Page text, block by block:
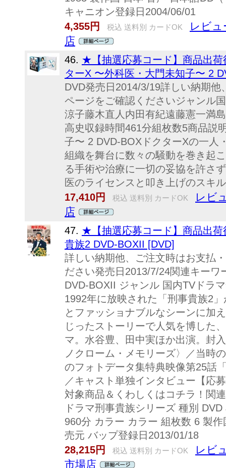
キャニオン登録日2004/06/01
4,355円
税込 送料別 カードOK
レビュ
店
46. ★【抽選応募コード】商品出
ターX 〜外科医・大門未知子〜 2
DVD発売日2014/3/19詳しい納期
ページをご確認くださいジャンル
涼子藤木直人内田有紀遠藤憲一満
高史収録時間461分組枚数5商品説
子〜 2 DVD-BOXドクターXの一人
組織を舞台に数々の騒動を巻き起
る手術や治療に一切の妥協を許さ
医のライセンスと叩き上げのスキ
17,410円
税込 送料別 カードOK
レビ
店
47. ★【抽選応募コード】商品出
貴族2 DVD-BOXII [DVD]
詳しい納期他、ご注文時はお支払
ださい発売日2013/7/24関連キーワ
DVD-BOXII ジャンル 国内TVドラ
1992年に放映された「刑事貴族2
とファッショナブルなシーンに加
じったストーリーで人気を博した
マ。水谷豊、田中実ほか出演。封
ノクローム・メモリーズ〉／当時
のフォトデータ集特典映像第25話
／キャスト単独インタビュー【応
対象商品＆くわしくはコチラ！関
ドラマ刑事貴族シリーズ 種別
960分 カラー カラー 組枚数 6 製
売元 バップ登録日2013/01/18
28,215円
税込 送料別 カードOK
レビ
市場店